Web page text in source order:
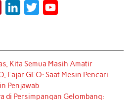
t
e
r
e
k
e
d
I
t
t
r
T
u
e
Kita Semua Masih Amatir
Fajar GEO: Saat Mesin Pencari
Penjawab
di Persimpangan Gelombang: